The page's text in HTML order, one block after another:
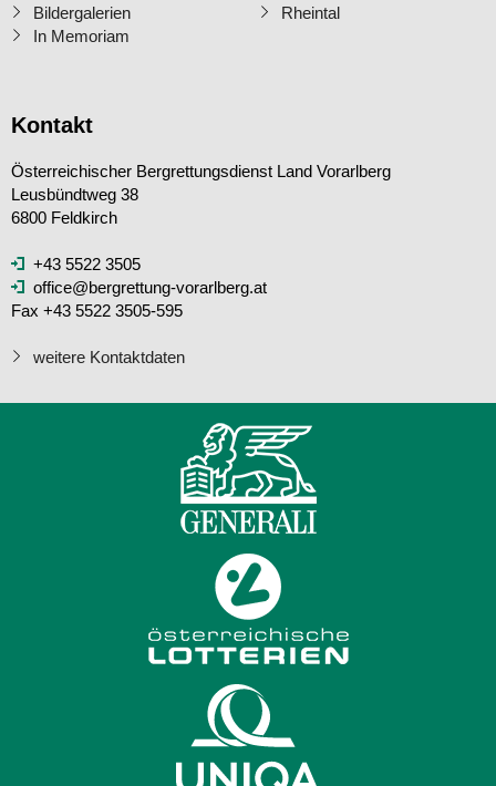
Bildergalerien
In Memoriam
Rheintal
Kontakt
Österreichischer Bergrettungsdienst Land Vorarlberg
Leusbündtweg 38
6800 Feldkirch
+43 5522 3505
office@bergrettung-vorarlberg.at
Fax +43 5522 3505-595
weitere Kontaktdaten